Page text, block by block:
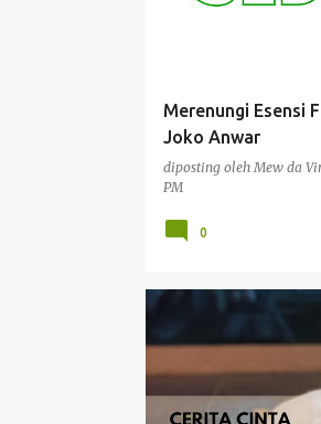
Merenungi Esensi
Joko Anwar
diposting olehMew da
PM
0